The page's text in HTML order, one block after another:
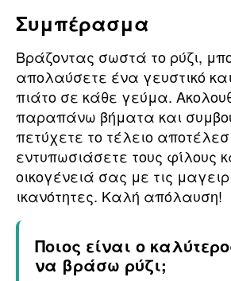
Συμπέρασμα
Βράζοντας σωστά το ρύζι,
απολαύσετε ένα γευστικό
πιάτο σε κάθε γεύμα.
παραπάνω βήματα και
πετύχετε το τέλειο
εντυπωσιάσετε τους φίλους
οικογένειά σας με τις
ικανότητες. Καλή απόλαυση!
Ποιος είναι ο
να βράσω ρύζι;